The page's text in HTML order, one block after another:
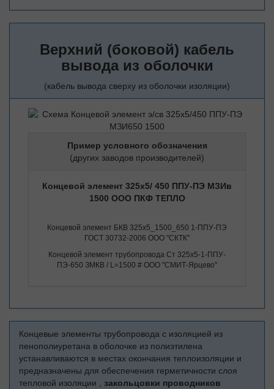
Верхний (боковой) кабель
вывода из оболочки
(кабель вывода сверху из оболочки изоляции)
Пример условного обозначения
(других заводов производителей)
Концевой элемент 325х5/ 450 ППУ-ПЭ МЗИв
1500 ООО ПКФ ТЕПЛО
Концевой элемент БКВ 325х5_1500_650 1-ППУ-ПЭ
ГОСТ 30732-2006 ООО "СКТК"
Концевой элемент трубопровода Ст 325х5-1-ППУ-
ПЭ-650 ЗМКВ / L=1500 # ООО "СМИТ-Ярцево"
Концевые элементы трубопровода с изоляцией из
пенополиуретана в оболочке из полиэтилена
устанавливаются в местах окончания теплоизоляции и
предназначены для обеспечения герметичности слоя
тепловой изоляции , закольцовки проводников